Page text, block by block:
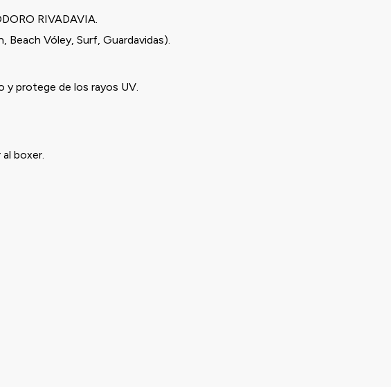
RIVADAVIA.
Beach Vóley, Surf, Guardavidas).
y protege de los rayos UV.
boxer.